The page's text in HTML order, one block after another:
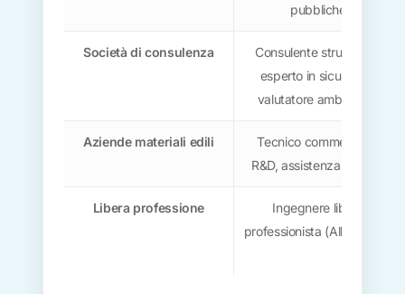
pubbliche
Società di consulenza
Consulente strutturale,
esperto in sicurezza,
valutatore ambientale
Aziende materiali edili
Tecnico commerciale,
R&D, assistenza tecnica
Libera professione
Ingegnere libero
professionista (Albo A o B)